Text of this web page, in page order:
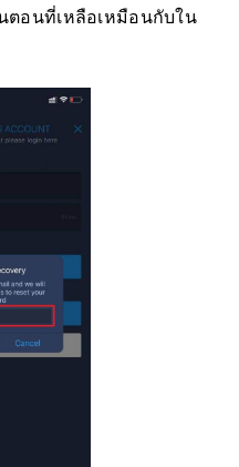
อนที่เหลือเหมือนกับใน